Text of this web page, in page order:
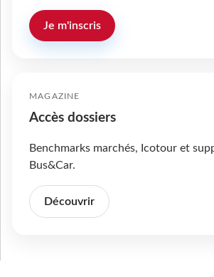
Je m'inscris
MAGAZINE
Accès dossiers
Benchmarks marchés, Icotour et
Bus&Car.
Découvrir